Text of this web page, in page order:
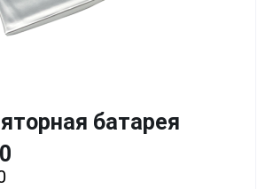
батарея